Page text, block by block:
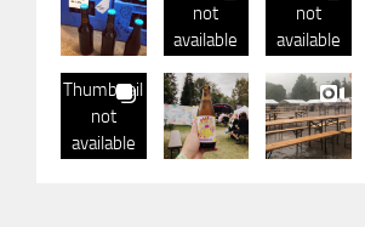
not
available
not
available
Thumbnail
not
available